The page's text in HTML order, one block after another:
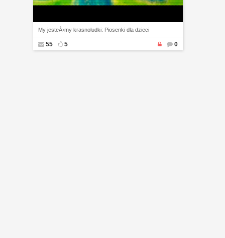
My jesteÅ›my krasnoludki: Piosenki dla dzieci
55 5 0